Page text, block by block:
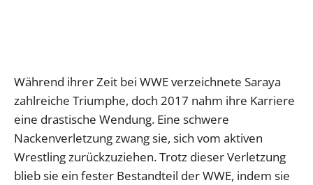
Während ihrer Zeit bei WWE verzeichnete Saraya
zahlreiche Triumphe, doch 2017 nahm ihre Karriere
eine drastische Wendung. Eine schwere
Nackenverletzung zwang sie, sich vom aktiven
Wrestling zurückzuziehen. Trotz dieser Verletzung
blieb sie ein fester Bestandteil der WWE, indem sie